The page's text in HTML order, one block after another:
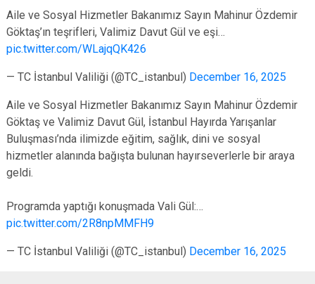
Aile ve Sosyal Hizmetler Bakanımız Sayın Mahinur Özdemir
Göktaş’ın teşrifleri, Valimiz Davut Gül ve eşi…
pic.twitter.com/WLajqQK426
— TC İstanbul Valiliği (@TC_istanbul) December 16, 2025
Aile ve Sosyal Hizmetler Bakanımız Sayın Mahinur Özdemir
Göktaş ve Valimiz Davut Gül, İstanbul Hayırda Yarışanlar
Buluşması’nda ilimizde eğitim, sağlık, dini ve sosyal
hizmetler alanında bağışta bulunan hayırseverlerle bir araya
geldi.
Programda yaptığı konuşmada Vali Gül:…
pic.twitter.com/2R8npMMFH9
— TC İstanbul Valiliği (@TC_istanbul) December 16, 2025